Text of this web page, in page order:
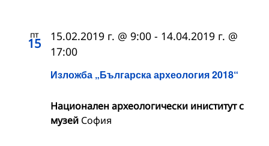
пт
15
Изложба „Българска археология 2018“
15.02.2019 г. @ 9:00 - 14.04.2019 г. @
17:00
Национален археологически иниститут с
музей София